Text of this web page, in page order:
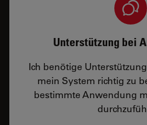
Unterstützung bei
Ich benötige
mein System richtig zu
bestimmte Anwendung